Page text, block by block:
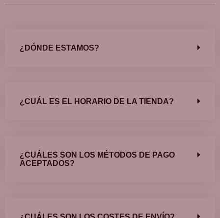
¿DÓNDE ESTAMOS?
¿CUÁL ES EL HORARIO DE LA TIENDA?
¿CUÁLES SON LOS MÉTODOS DE PAGO
ACEPTADOS?